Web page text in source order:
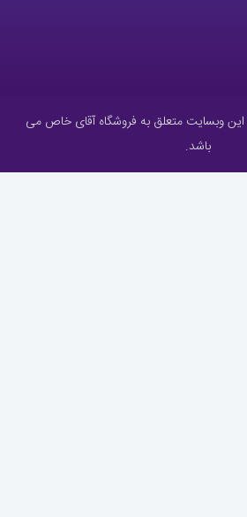
وبسایت متعلق به فروشگاه آقای خاص می
باشد.